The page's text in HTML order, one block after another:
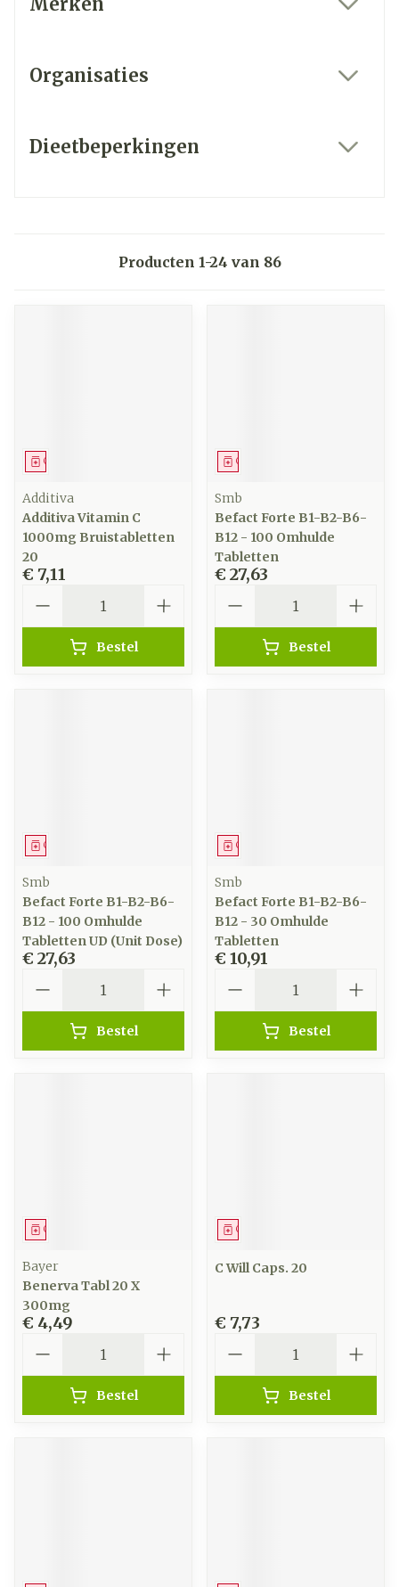
Organisaties
Dieetbeperkingen
Producten 1-24 van 86
Geneesmiddel
Additiva
Additiva Vitamin C
1000mg Bruistabletten
20
€ 7,11
Bestel
Geneesmiddel
Smb
Befact Forte B1-B2-B6-
B12 - 100 Omhulde
Tabletten
€ 27,63
Bestel
Geneesmiddel
Smb
Befact Forte B1-B2-B6-
B12 - 100 Omhulde
Tabletten UD (Unit Dose)
€ 27,63
Bestel
Geneesmiddel
Smb
Befact Forte B1-B2-B6-
B12 - 30 Omhulde
Tabletten
€ 10,91
Bestel
Geneesmiddel
Bayer
Benerva Tabl 20 X
300mg
€ 4,49
Bestel
Geneesmiddel
C Will Caps. 20
€ 7,73
Bestel